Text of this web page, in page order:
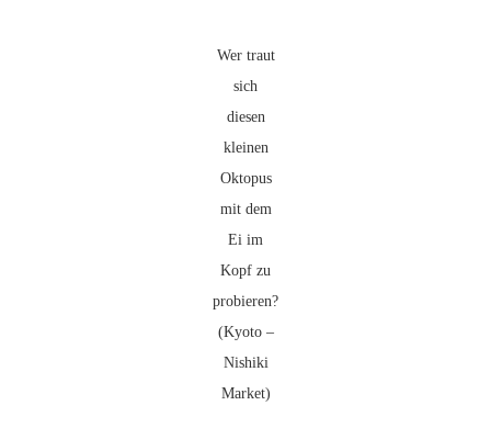
Wer traut
sich
diesen
kleinen
Oktopus
mit dem
Ei im
Kopf zu
probieren?
(Kyoto –
Nishiki
Market)